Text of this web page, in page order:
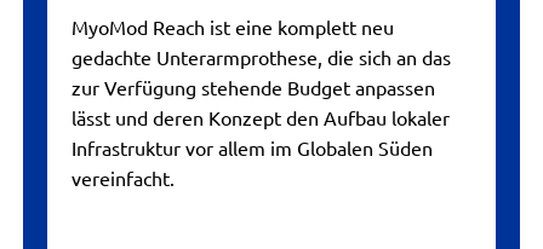
MyoMod Reach ist eine komplett neu
gedachte Unterarmprothese, die sich an das
zur Verfügung stehende Budget anpassen
lässt und deren Konzept den Aufbau lokaler
Infrastruktur vor allem im Globalen Süden
vereinfacht.